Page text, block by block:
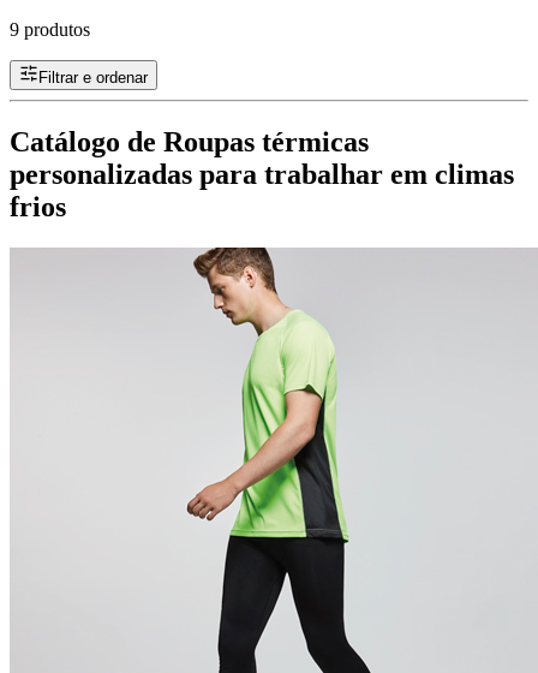
9 produtos
Filtrar e ordenar
Catálogo de Roupas térmicas
personalizadas para trabalhar em climas
frios